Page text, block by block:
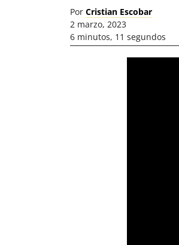
Por Cristian Escobar
2 marzo, 2023
6 minutos, 11 segundos